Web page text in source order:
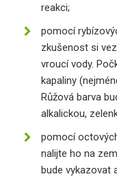
reakci;
pomocí
zkušenost si
vroucí vody.
kapaliny
Růžová barva
alkalickou,
pomocí
nalijte ho na
bude vykazovat